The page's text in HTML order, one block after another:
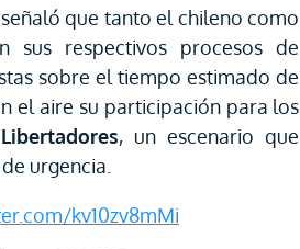
que tanto el chileno como
sus respectivos procesos de
sobre el tiempo estimado de
el aire su participación para los
, un escenario que
urgencia.
kv10zv8mMi